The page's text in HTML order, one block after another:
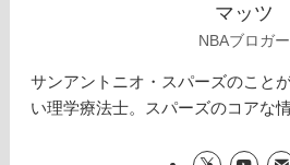
マッツ
NBAブロガー
サンアントニオ・スパーズのこと
い理学療法士。スパーズのコアな